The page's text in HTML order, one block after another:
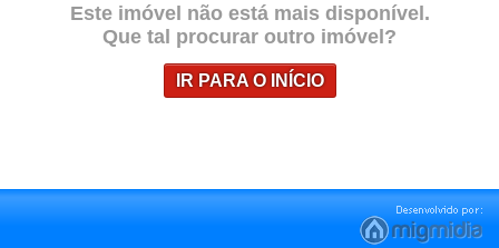
Este imóvel não está mais disponível.
Que tal procurar outro imóvel?
IR PARA O INÍCIO